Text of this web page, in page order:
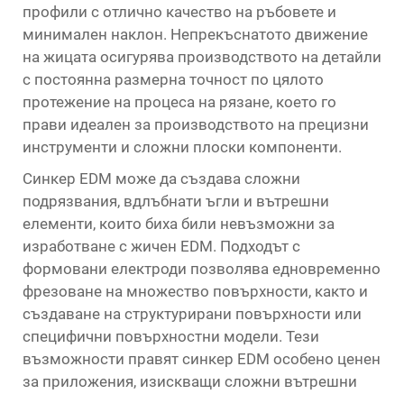
профили с отлично качество на ръбовете и
минимален наклон. Непрекъснатото движение
на жицата осигурява производството на детайли
с постоянна размерна точност по цялото
протежение на процеса на рязане, което го
прави идеален за производството на прецизни
инструменти и сложни плоски компоненти.
Синкер EDM може да създава сложни
подрязвания, вдлъбнати ъгли и вътрешни
елементи, които биха били невъзможни за
изработване с жичен EDM. Подходът с
формовани електроди позволява едновременно
фрезоване на множество повърхности, както и
създаване на структурирани повърхности или
специфични повърхностни модели. Тези
възможности правят синкер EDM особено ценен
за приложения, изискващи сложни вътрешни